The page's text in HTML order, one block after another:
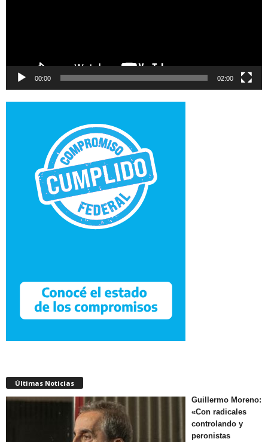
00:00 02:00
Últimas Noticias
Guillermo Moreno:
«Con radicales
controlando y
peronistas